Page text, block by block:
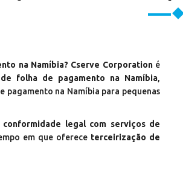
na Namíbia? Cserve Corporationé
folha de pagamento na Namíbia,
pagamento na Namíbia para pequenas
conformidade legal com serviços de
em que oferece terceirização de